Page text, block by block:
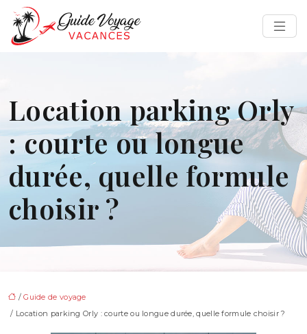
Location parking Orly
: courte ou longue
durée, quelle formule
choisir ?
/Guide de voyage
/ Location parking Orly : courte ou longue durée, quelle formule choisir ?